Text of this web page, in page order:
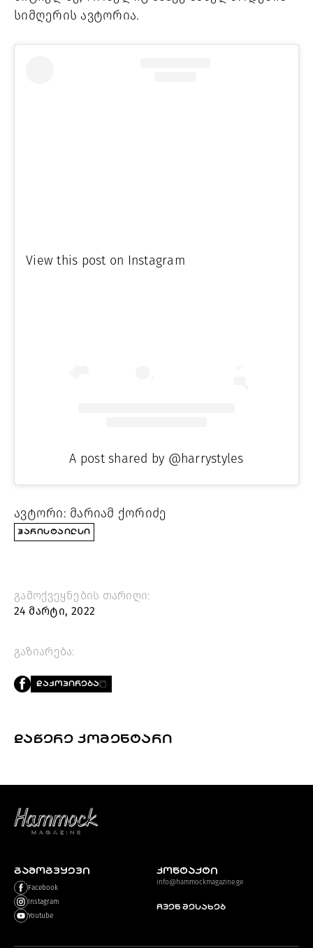
სიმღერის ავტორია.
View this post on Instagram
A post shared by @harrystyles
ავტორი: მარიამ ქორიძე
ᲰᲐᲠᲘᲡᲢᲐᲘᲚᲡᲘ
გამოქვეყნების თარიღი:
24 მარტი, 2022
გაზიარება:
ᲓᲐᲙᲝᲞᲘᲠᲔᲑᲐ
ᲓᲐᲬᲔᲠᲔ ᲙᲝᲛᲔᲜᲢᲐᲠᲘ
ᲒᲐᲛᲝᲒᲕᲧᲔᲕᲘ
Facebook
Instagram
Youtube
კონტაქტი
info@hammockmagazine.ge
ჩვენ შესახებ